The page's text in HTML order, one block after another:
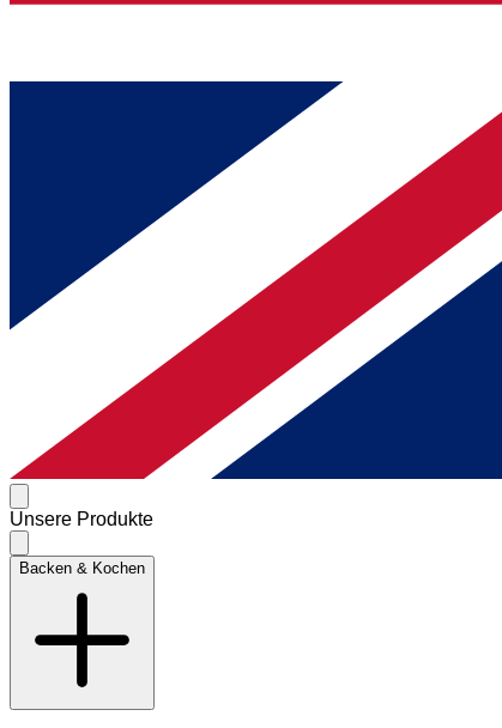
Unsere Produkte
Backen & Kochen